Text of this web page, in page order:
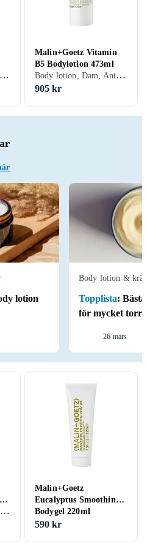
lotion
Body lotion &
Topplista:
för mycket torr
26 mars
Herr, Normal, Blandad, Torr, Alla, Antioxidant, Veganskt
Malin+Goetz Vitamin
B5 Bodylotion 473ml
Body lotion, Dam, Antioxidant
905 kr
Body lotion, Dam, Normal, Blandad, Torr
Malin+Goetz
Eucalyptus Smoothing
Bodygel 220ml
590 kr